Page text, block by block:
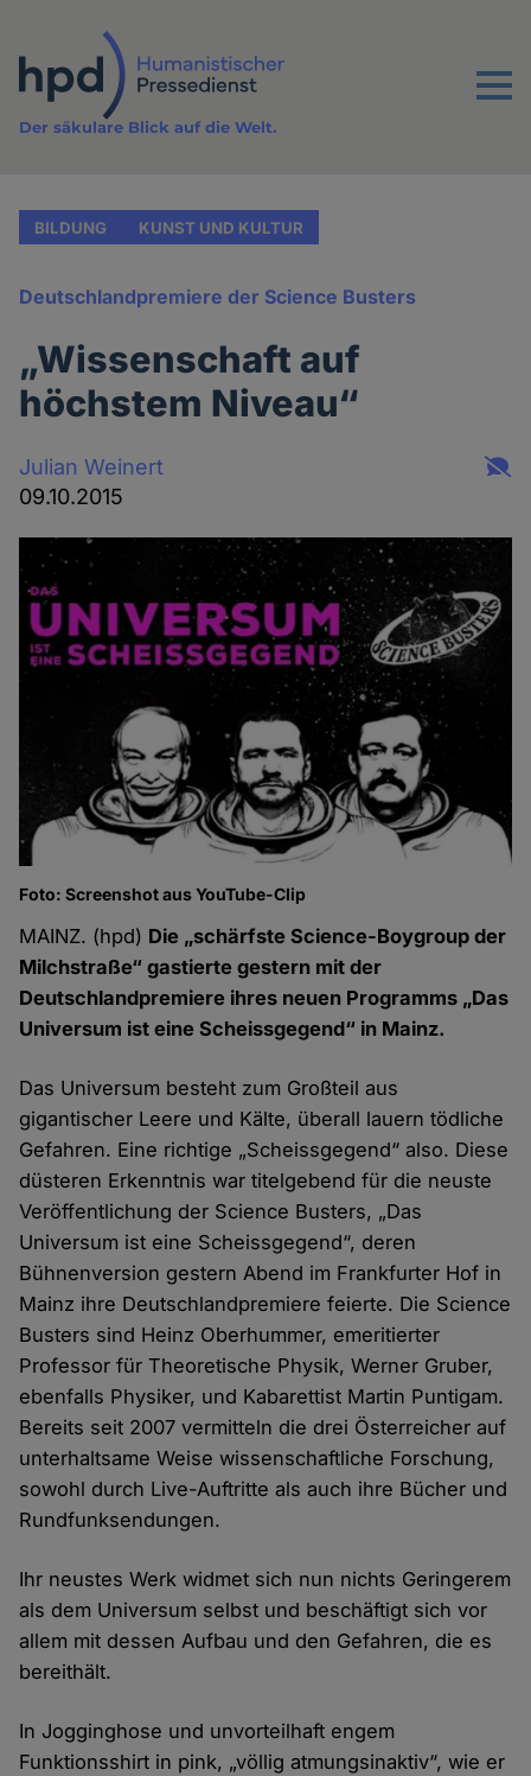
Inhalt
Menu
Der säkulare Blick auf die Welt.
BILDUNG KUNST UND KULTUR
Deutschlandpremiere der Science Busters
„Wissenschaft auf
höchstem Niveau“
Julian Weinert
09.10.2015
Foto: Screenshot aus YouTube-Clip
MAINZ. (hpd) Die „schärfste Science-Boygroup der
Milchstraße“ gastierte gestern mit der
Deutschlandpremiere ihres neuen Programms „Das
Universum ist eine Scheissgegend“ in Mainz.
Das Universum besteht zum Großteil aus
gigantischer Leere und Kälte, überall lauern tödliche
Gefahren. Eine richtige „Scheissgegend“ also. Diese
düsteren Erkenntnis war titelgebend für die neuste
Veröffentlichung der Science Busters, „Das
Universum ist eine Scheissgegend“, deren
Bühnenversion gestern Abend im Frankfurter Hof in
Mainz ihre Deutschlandpremiere feierte. Die Science
Busters sind Heinz Oberhummer, emeritierter
Professor für Theoretische Physik, Werner Gruber,
ebenfalls Physiker, und Kabarettist Martin Puntigam.
Bereits seit 2007 vermitteln die drei Österreicher auf
unterhaltsame Weise wissenschaftliche Forschung,
sowohl durch Live-Auftritte als auch ihre Bücher und
Rundfunksendungen.
Ihr neustes Werk widmet sich nun nichts Geringerem
als dem Universum selbst und beschäftigt sich vor
allem mit dessen Aufbau und den Gefahren, die es
bereithält.
In Jogginghose und unvorteilhaft engem
Funktionsshirt in pink, „völlig atmungsinaktiv“, wie er